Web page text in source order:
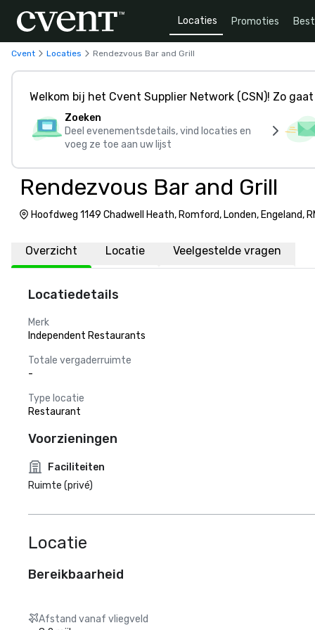
Locaties Promoties
Cvent Locaties Rendezvous Bar and Grill
Welkom bij het Cvent Supplier Network (CSN)! Zo
Zoeken
Deel evenementsdetails, vind locaties en
voeg ze toe aan uw lijst
Rendezvous Bar and Grill
Hoofdweg 1149 Chadwell Heath, Romford, Londen, Engeland,
Overzicht Locatie Veelgestelde vragen
Locatiedetails
Merk
Independent Restaurants
Totale vergaderruimte
-
Type locatie
Restaurant
Voorzieningen
Faciliteiten
Ruimte (privé)
Locatie
Bereikbaarheid
Afstand vanaf vliegveld